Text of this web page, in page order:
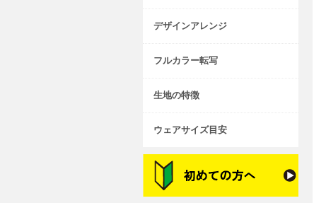
デザインアレンジ
フルカラー転写
生地の特徴
ウェアサイズ目安